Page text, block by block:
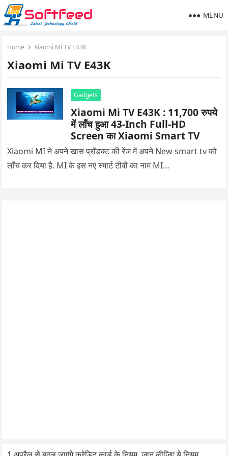
MENU
Home Xiaomi Mi TV E43K
Xiaomi Mi TV E43K
Gadgets
Xiaomi Mi TV E43K : 11,700 रुपये
में लॉंच हुआ 43-Inch Full-HD
Screen का Xiaomi Smart TV
Xiaomi MI ने अपने खास प्रॉडक्ट की रेंज में अपने New smart tv को
लॉंच कर दिया है. MI के इस नए स्मार्ट टीवी का नाम MI…